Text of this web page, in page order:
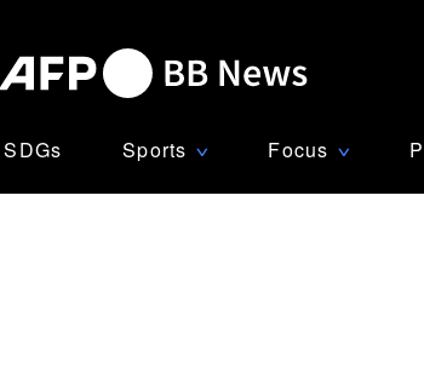
SDGs Sports ∨ Focus ∨